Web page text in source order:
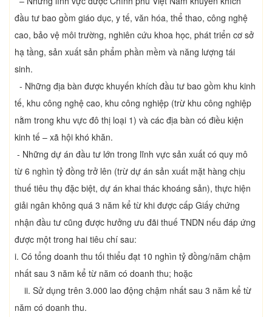
đầu tư bao gồm giáo dục, y tế, văn hóa, thể thao, công nghệ
cao, bảo vệ môi trường, nghiên cứu khoa học, phát triển cơ sở
hạ tầng, sản xuất sản phẩm phần mềm và năng lượng tái
sinh.
- Những địa bàn được khuyến khích đầu tư bao gồm khu kinh
tế, khu công nghệ cao, khu công nghiệp (trừ khu công nghiệp
nằm trong khu vực đô thị loại 1) và các địa bàn có điều kiện
kinh tế – xã hội khó khăn.
- Những dự án đầu tư lớn trong lĩnh vực sản xuất có quy mô
từ 6 nghìn tỷ đồng trở lên (trừ dự án sản xuất mặt hàng chịu
thuế tiêu thụ đặc biệt, dự án khai thác khoáng sản), thực hiện
giải ngân không quá 3 năm kể từ khi được cấp Giấy chứng
nhận đầu tư cũng được hưởng ưu đãi thuế TNDN nếu đáp ứng
được một trong hai tiêu chí sau:
i. Có tổng doanh thu tối thiểu đạt 10 nghìn tỷ đồng/năm chậm
nhất sau 3 năm kể từ năm có doanh thu; hoặc
ii. Sử dụng trên 3.000 lao động chậm nhất sau 3 năm kể từ
năm có doanh thu.